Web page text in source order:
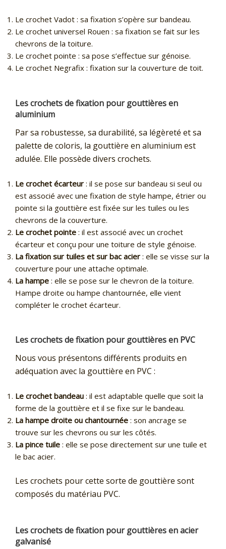
Le crochet Vadot : sa fixation s’opère sur bandeau.
Le crochet universel Rouen : sa fixation se fait sur les
chevrons de la toiture.
Le crochet pointe : sa pose s’effectue sur génoise.
Le crochet Negrafix : fixation sur la couverture de toit.
Les crochets de fixation pour gouttières en
aluminium
Par sa robustesse, sa durabilité, sa légèreté et sa
palette de coloris, la gouttière en aluminium est
adulée. Elle possède divers crochets.
Le crochet écarteur : il se pose sur bandeau si seul ou
est associé avec une fixation de style hampe, étrier ou
pointe si la gouttière est fixée sur les tuiles ou les
chevrons de la couverture.
Le crochet pointe : il est associé avec un crochet
écarteur et conçu pour une toiture de style génoise.
La fixation sur tuiles et sur bac acier : elle se visse sur la
couverture pour une attache optimale.
La hampe : elle se pose sur le chevron de la toiture.
Hampe droite ou hampe chantournée, elle vient
compléter le crochet écarteur.
Les crochets de fixation pour gouttières en PVC
Nous vous présentons différents produits en
adéquation avec la gouttière en PVC :
Le crochet bandeau : il est adaptable quelle que soit la
forme de la gouttière et il se fixe sur le bandeau.
La hampe droite ou chantournée : son ancrage se
trouve sur les chevrons ou sur les côtés.
La pince tuile : elle se pose directement sur une tuile et
le bac acier.
Les crochets pour cette sorte de gouttière sont
composés du matériau PVC.
Les crochets de fixation pour gouttières en acier
galvanisé